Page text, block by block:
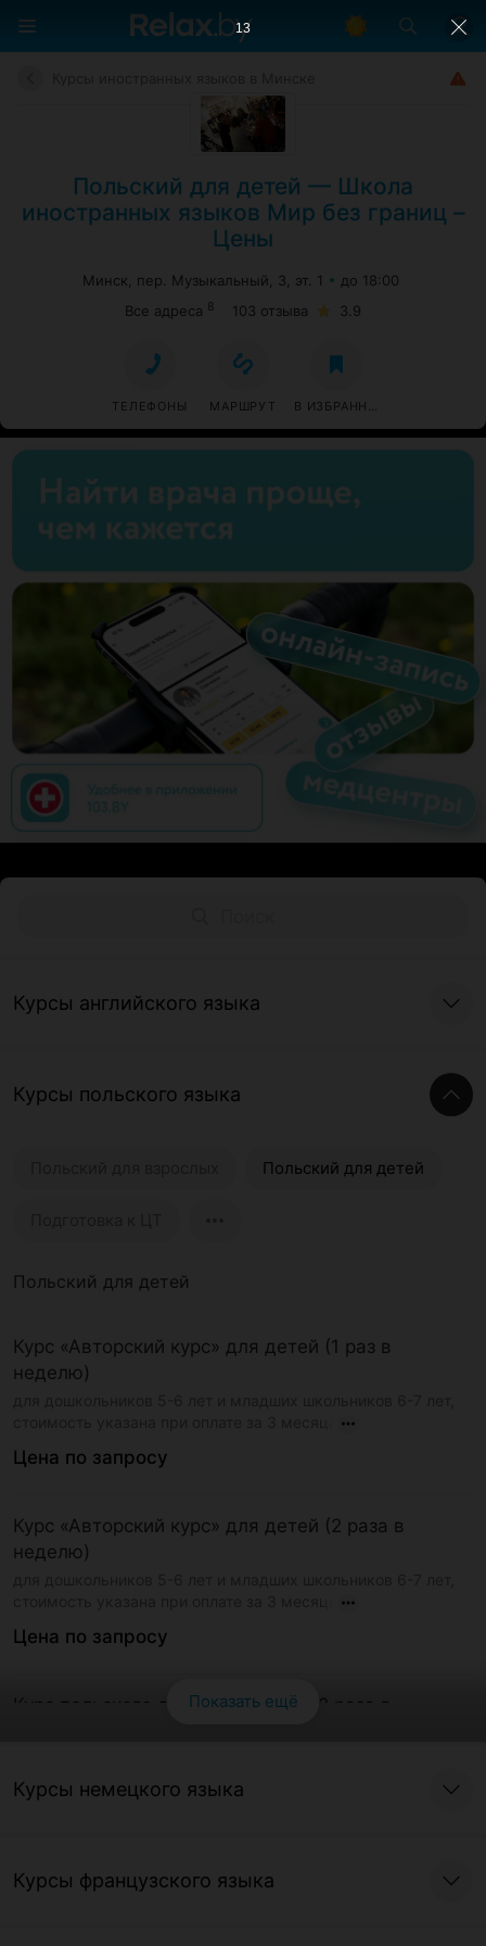
Польский для детей — Школа
иностранных языков Мир без границ –
Цены
Минск, пер. Музыкальный, 3, эт. 1
до 18:00
Все адреса 8 103 отзыва 3.9
ТЕЛЕФОНЫ МАРШРУТ В ИЗБРАННОЕ
Курсы английского языка
Курсы польского языка
Польский для детей
Польский для детей
Курс «Авторский курс» для детей (1 раз в
неделю)
Цена по запросу
Курс «Авторский курс» для детей (2 раза в
неделю)
Цена по запросу
Курс польского для школьников (2 раза в
Цена по запросу
для поддержания языка (1 раз в неделю)
Смотреть все
Показать ещё
Курсы немецкого языка
Курсы французского языка
12